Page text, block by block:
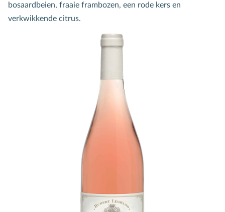
bosaardbeien, fraaie frambozen, een rode kers en
verkwikkende citrus.